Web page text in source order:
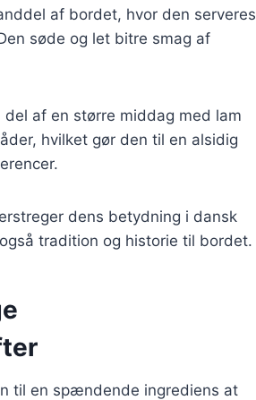
af bordet, hvor den serveres
søde og let bitre smag af
af en større middag med lam
hvilket gør den til en alsidig
dens betydning i dansk
tradition og historie til bordet.
til en spændende ingrediens at